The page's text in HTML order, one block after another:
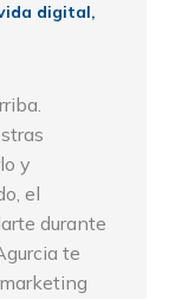
digital,
y
el
durante
te